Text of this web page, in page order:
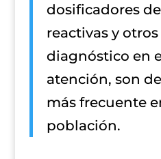
dosificadores
reactivas y
diagnóstico en
atención, son
más frecuente
población.